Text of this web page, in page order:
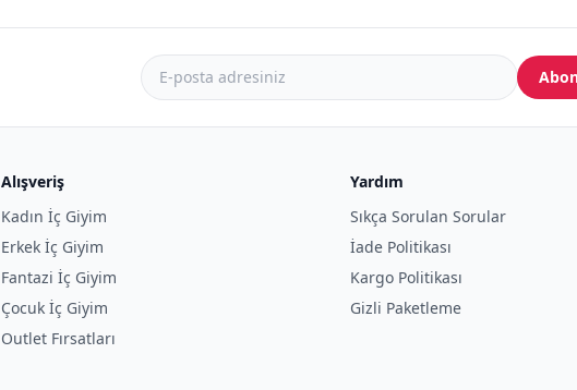
Alışveriş
Kadın İç Giyim
Erkek İç Giyim
Fantazi İç Giyim
Çocuk İç Giyim
Outlet Fırsatları
Yardım
Sıkça Sorulan Sorular
İade Politikası
Kargo Politikası
Gizli Paketleme